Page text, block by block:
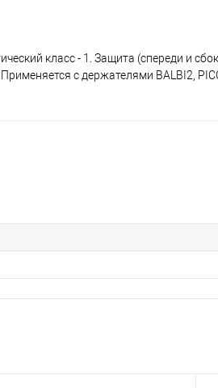
класс - 1. Защита (спереди и
с держателями BALBI2,